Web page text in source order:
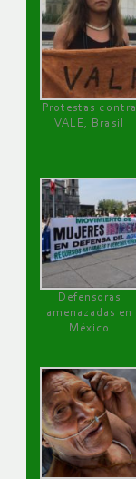
Protestas contra
VALE, Brasil
Defensoras
amenazadas en
México